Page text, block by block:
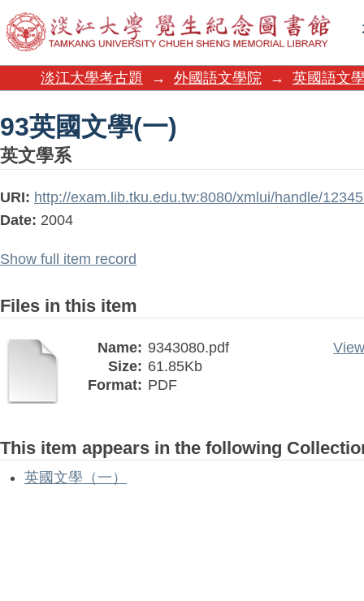
93英國文學(一)
淡江大學考古題 → 外國語文學院 → 英國語文
93英國文學(一)
英文學系
URI: http://exam.lib.tku.edu.tw:8080/xmlui/handle/
Date: 2004
Show full item record
Files in this item
Name: 9343080.pdf
Size: 61.85Kb
Format: PDF
This item appears in the following
英國文學（一）